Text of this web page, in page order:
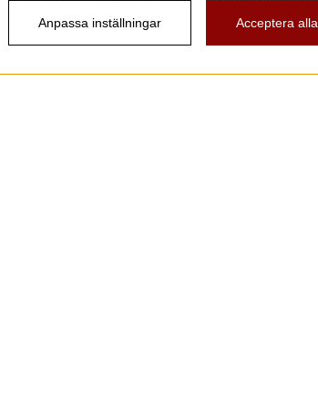
Anpassa inställningar Acceptera alla